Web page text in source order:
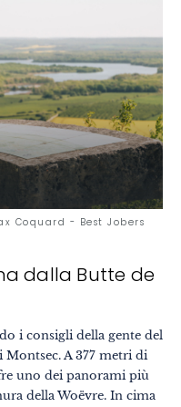
Coquard - Best Jobers
dalla Butte de
i consigli della gente del
A 377 metri di
uno dei panorami più
della Woëvre. In cima